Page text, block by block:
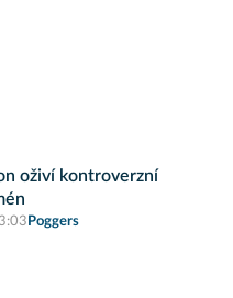
oživí kontroverzní
Poggers